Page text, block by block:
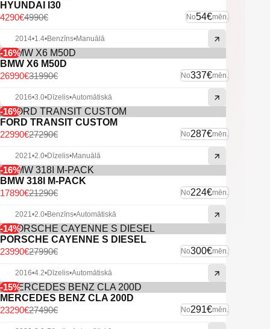
HYUNDAI I30
No54€mēn.
4990€
4290€
2014•1.4•Benzīns•Manuālā
-16%
BMW X6 M50D
No337€mēn.
31990€
26990€
2016•3.0•Dīzelis•Automātiskā
-16%
FORD TRANSIT CUSTOM
No287€mēn.
27290€
22990€
2021•2.0•Dīzelis•Manuālā
-16%
BMW 318I M-PACK
No224€mēn.
21290€
17890€
2021•2.0•Benzīns•Automātiskā
-14%
PORSCHE CAYENNE S DIESEL
No300€mēn.
27990€
23990€
2016•4.2•Dīzelis•Automātiskā
-15%
MERCEDES BENZ CLA 200D
No291€mēn.
27490€
23290€